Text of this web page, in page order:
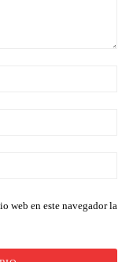
web en este navegador la